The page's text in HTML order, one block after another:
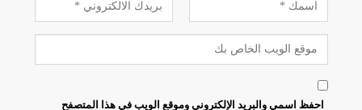
احفظ اسمي والبريد الإلكتروني وموقع الويب في هذا المتصفح